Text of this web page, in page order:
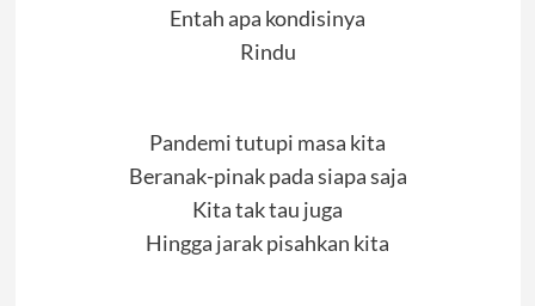
Entah apa kondisinya
Rindu
Pandemi tutupi masa kita
Beranak-pinak pada siapa saja
Kita tak tau juga
Hingga jarak pisahkan kita